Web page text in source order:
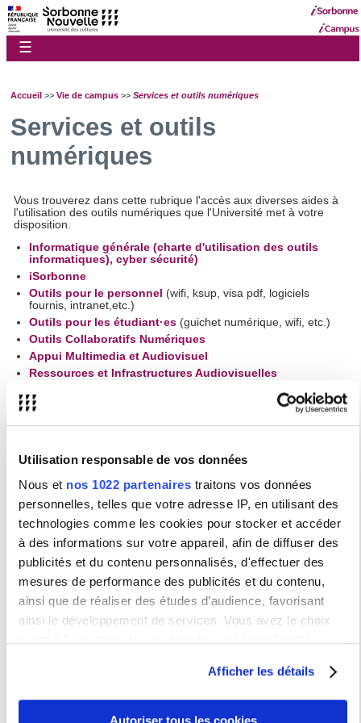
Utilisation responsable de vos données
Nous et nos 1022 partenaires traitons vos données
personnelles, telles que votre adresse IP, en utilisant des
technologies comme les cookies pour stocker et accéder
à des informations sur votre appareil, afin de diffuser des
publicités et du contenu personnalisés, d'effectuer des
mesures de performance des publicités et du contenu,
ainsi que de réaliser des études d’audience, favorisant
ainsi le développement de services. Vous avez le choix
moment en consultant la Déclaration relative aux cookies
ou en cliquant sur l'icône de confidentialité.
Afficher les détails
Autoriser tous les cookies
☰
Accueil >> Vie de campus >> Services et outils numériques
Services et outils
numériques
Vous trouverez dans cette rubrique l'accès aux diverses aides à
l'utilisation des outils numériques que l'Université met à votre
disposition.
Informatique générale (charte d'utilisation des outils
informatiques), cyber sécurité)
iSorbonne
Outils pour le personnel (wifi, ksup, visa pdf, logiciels
fournis, intranet,etc.)
Outils pour les étudiant·es (guichet numérique, wifi, etc.)
Outils Collaboratifs Numériques
Appui Multimedia et Audiovisuel
Ressources et Infrastructures Audiovisuelles
Informations utiles
Activation du compte isorbonne, changement ou réinitialisation
La charte numérique de l'Université
La charte de l'utilisation des mails
Assistance informatique
Vous avez rencontré un problème avec vos outils informatiques ou vous
avez besoin d'aide. Merci de renseigner le formulaire dédié surnotre
gestionnaire de ticket .
Comment créer un ticket :
Mode d'emploi papier
Mode d'emploi en vidéo